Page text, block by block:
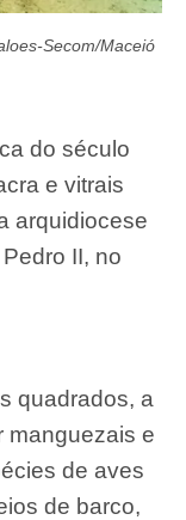
Secom/Maceió
do século
e vitrais
arquidiocese
II, no
quadrados, a
manguezais e
de aves
de barco,